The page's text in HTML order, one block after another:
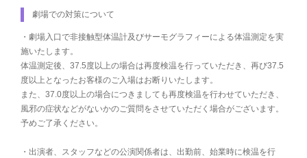
劇場での対策について
・劇場入口で非接触型体温計及びサーモグラフィーによる体温測定を実
施いたします。
体温測定後、37.5度以上の場合は再度検温を行っていただき、再び37.5
度以上となったお客様のご入場はお断りいたします。
また、37.0度以上の場合につきましても再度検温を行わせていただき、
風邪の症状などがないかのご質問をさせていただく場合がございます。
予めご了承ください。
・出演者、スタッフなどの公演関係者は、出勤前、始業時に検温を行